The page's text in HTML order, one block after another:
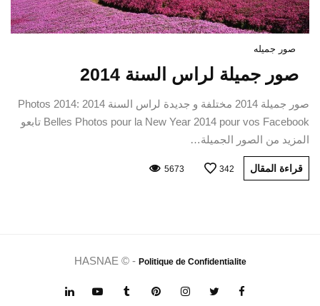
صور جميله
صور جميلة لراس السنة 2014
صور جميلة 2014 مختلفة و جديدة لراس السنة 2014 Photos 2014:
Belles Photos pour la New Year 2014 pour vos Facebook تابعو
المزيد من الصور الجميلة…
قراءة المقال 342
5673
HASNAE © - Politique de Confidentialite